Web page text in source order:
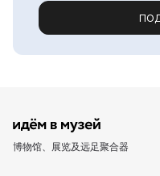
博物馆、展览及远足聚合器